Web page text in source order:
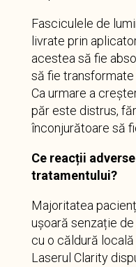
Fasciculele de
livrate prin
acestea să fie
să fie
Ca urmare a
păr este distrus,
înconjurătoare să
Ce reacții
tratamentului?
Majoritatea
ușoară senzație
cu o căldură
Laserul Clarity